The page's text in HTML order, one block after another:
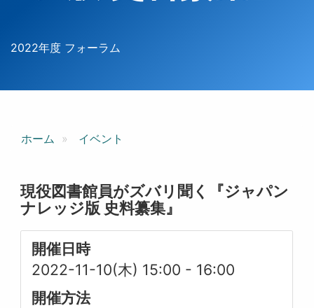
2022年度 フォーラム
ホーム イベント
現役図書館員がズバリ聞く『ジャパン
ナレッジ版 史料纂集』
開催日時
2022-11-10(木) 15:00 - 16:00
開催方法